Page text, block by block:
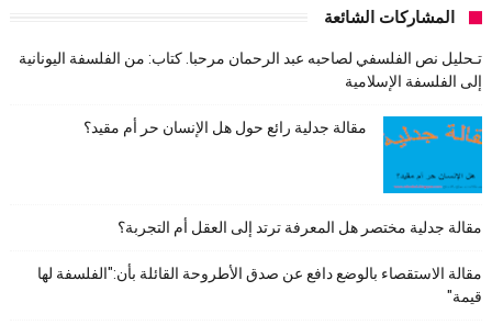
المشاركات الشائعة
تـحليل نص الفلسفي لصاحبه عبد الرحمان مرحبا. كتاب: من الفلسفة اليونانية
إلى الفلسفة الإسلامية
مقالة جدلية رائع حول هل الإنسان حر أم مقيد؟
مقالة جدلية مختصر هل المعرفة ترتد إلى العقل أم التجربة؟
مقالة الاستقصاء بالوضع دافع عن صدق الأطروحة القائلة بأن:"الفلسفة لها
قيمة"